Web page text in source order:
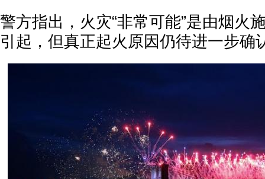
警方指出，火灾“非常可能”是由烟火
引起，但真正起火原因仍待进一步确